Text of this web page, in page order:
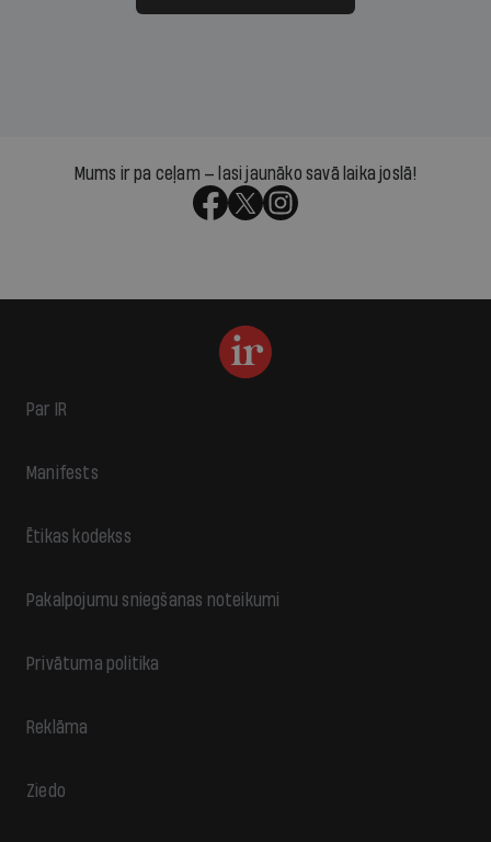
Mums ir pa ceļam — lasi jaunāko savā laika joslā!
Par IR
Manifests
Ētikas kodekss
Pakalpojumu sniegšanas noteikumi
Privātuma politika
Reklāma
Ziedo